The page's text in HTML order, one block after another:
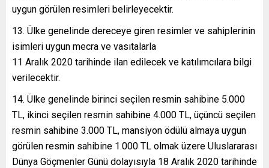
uygun görülen resimleri belirleyecektir.
Ülke genelinde dereceye giren resimler ve sahiplerinin
isimleri uygun mecra ve vasıtalarla
11 Aralık 2020 tarihinde ilan edilecek ve katılımcılara bilgi
verilecektir.
Ülke genelinde birinci seçilen resmin sahibine 5.000
TL, ikinci seçilen resmin sahibine 4.000 TL, üçüncü seçilen
resmin sahibine 3.000 TL, mansiyon ödülü almaya uygun
görülen resmin sahibine 1.000 TL olmak üzere Uluslararası
Dünya Göçmenler Günü dolayısıyla 18 Aralık 2020 tarihinde